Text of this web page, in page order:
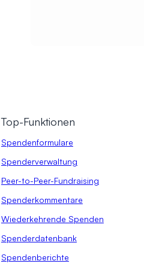
Top-Funktionen
Spendenformulare
Spenderverwaltung
Peer-to-Peer-Fundraising
Spenderkommentare
Wiederkehrende Spenden
Spenderdatenbank
Spendenberichte